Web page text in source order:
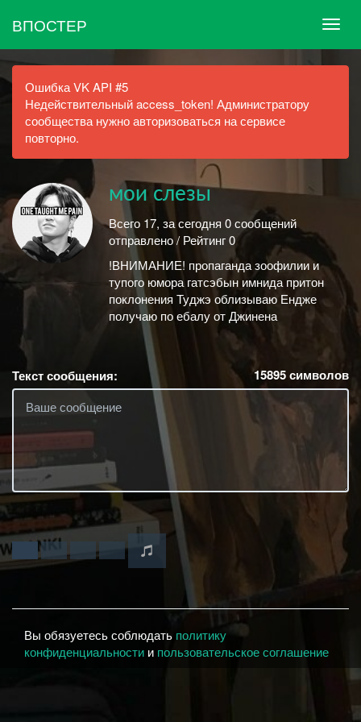
ВПОСТЕР
Ошибка VK API #5
Недействительный access_token! Администратору
сообщества нужно авторизоваться на сервисе
повторно.
мои слезы
Всего 17, за сегодня 0 сообщений
отправлено / Рейтинг 0
!ВНИМАНИЕ! пропаганда зоофилии и
тупого юмора гатсэбын имнида притон
поклонения Туджэ облизываю Ендже
получаю по ебалу от Джинена
Текст сообщения: 15895символов
Вы обязуетесь соблюдать политику
конфиденциальности и пользовательское соглашение